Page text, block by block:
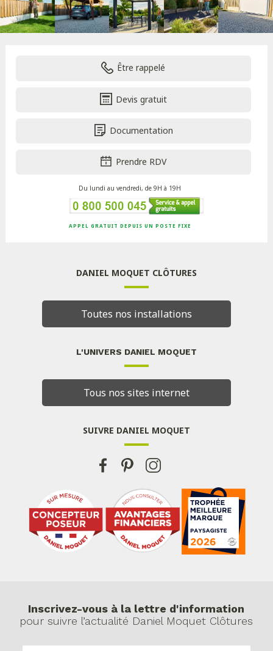
Être rappelé
Devis gratuit
Documentation
Prendre RDV
Du lundi au vendredi, de 9H à 19H
APPEL GRATUIT DEPUIS UN POSTE FIXE
DANIEL MOQUET CLÔTURES
Toutes nos installations
L'UNIVERS DANIEL MOQUET
Tous nos sites internet
SUIVRE DANIEL MOQUET
Inscrivez-vous à la lettre d'information
pour suivre l’actualité Daniel Moquet Clôtures